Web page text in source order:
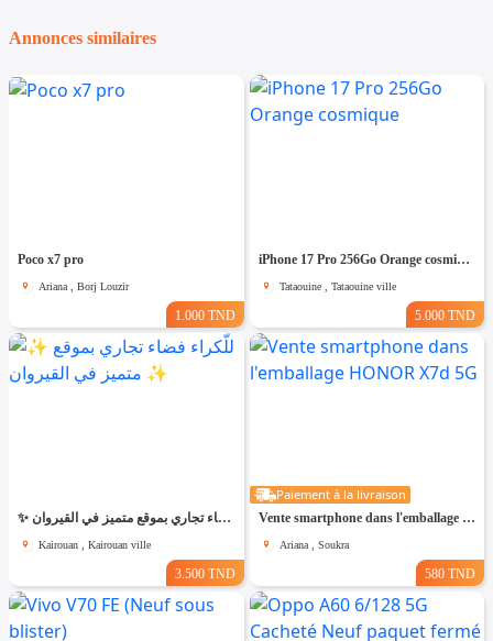
Annonces similaires
Poco x7 pro
Ariana , Borj Louzir
1.000 TND
iPhone 17 Pro 256Go Orange cosmique
Tataouine , Tataouine ville
5.000 TND
✨ للّكراء فضاء تجاري بموقع متميز في القيروان ✨
Kairouan , Kairouan ville
3.500 TND
Paiement à la livraison
Vente smartphone dans l'emballage HONOR X7d 5G
Ariana , Soukra
580 TND